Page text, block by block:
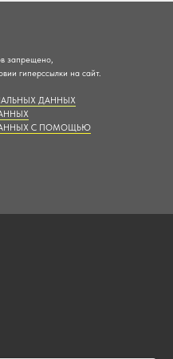
запрещено,
гиперссылки на сайт.
ДАННЫХ
С ПОМОЩЬЮ